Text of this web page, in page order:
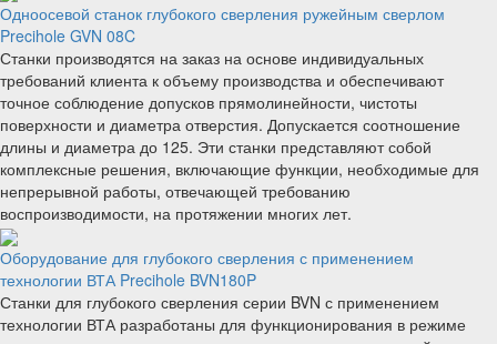
Одноосевой станок глубокого сверления ружейным сверлом
Precihole GVN 08C
Станки производятся на заказ на основе индивидуальных
требований клиента к объему производства и обеспечивают
точное соблюдение допусков прямолинейности, чистоты
поверхности и диаметра отверстия. Допускается соотношение
длины и диаметра до 125. Эти станки представляют собой
комплексные решения, включающие функции, необходимые для
непрерывной работы, отвечающей требованию
воспроизводимости, на протяжении многих лет.
Оборудование для глубокого сверления с применением
технологии ВТА Precihole BVN180P
Станки для глубокого сверления серии BVN с применением
технологии ВТА разработаны для функционирования в режиме